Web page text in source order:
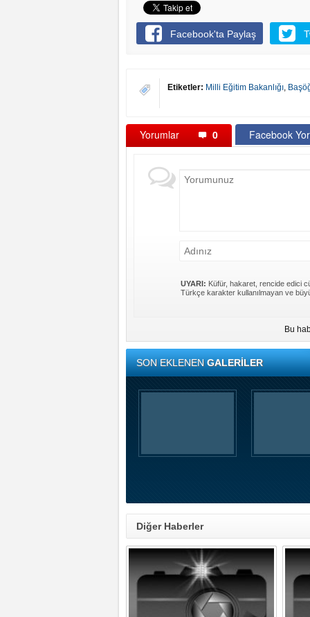
Facebook'ta Paylaş
Etiketler: Milli Eğitim Bakanlığı,
Yorumlar 0 Facebook
UYARI: Küfür, hakaret, rencide edici
Türkçe karakter kullanılmayan ve
Bu
SON EKLENENGALERİLER
Diğer Haberler